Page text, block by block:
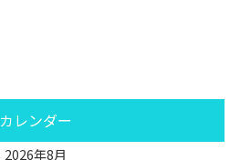
カレンダー
2026年8月